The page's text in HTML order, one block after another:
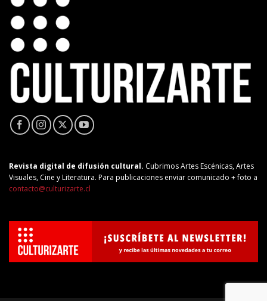
Revista digital de difusión cultural. Cubrimos Artes Escénicas, Artes
Visuales, Cine y Literatura. Para publicaciones enviar comunicado + foto a
contacto@culturizarte.cl